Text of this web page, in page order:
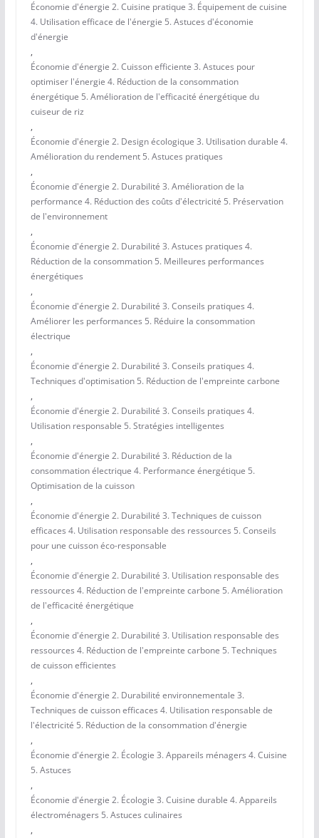
Économie d'énergie 2. Cuisine pratique 3. Équipement de cuisine
4. Utilisation efficace de l'énergie 5. Astuces d'économie
d'énergie
,
Économie d'énergie 2. Cuisson efficiente 3. Astuces pour
optimiser l'énergie 4. Réduction de la consommation
énergétique 5. Amélioration de l'efficacité énergétique du
cuiseur de riz
,
Économie d'énergie 2. Design écologique 3. Utilisation durable 4.
Amélioration du rendement 5. Astuces pratiques
,
Économie d'énergie 2. Durabilité 3. Amélioration de la
performance 4. Réduction des coûts d'électricité 5. Préservation
de l'environnement
,
Économie d'énergie 2. Durabilité 3. Astuces pratiques 4.
Réduction de la consommation 5. Meilleures performances
énergétiques
,
Économie d'énergie 2. Durabilité 3. Conseils pratiques 4.
Améliorer les performances 5. Réduire la consommation
électrique
,
Économie d'énergie 2. Durabilité 3. Conseils pratiques 4.
Techniques d'optimisation 5. Réduction de l'empreinte carbone
,
Économie d'énergie 2. Durabilité 3. Conseils pratiques 4.
Utilisation responsable 5. Stratégies intelligentes
,
Économie d'énergie 2. Durabilité 3. Réduction de la
consommation électrique 4. Performance énergétique 5.
Optimisation de la cuisson
,
Économie d'énergie 2. Durabilité 3. Techniques de cuisson
efficaces 4. Utilisation responsable des ressources 5. Conseils
pour une cuisson éco-responsable
,
Économie d'énergie 2. Durabilité 3. Utilisation responsable des
ressources 4. Réduction de l'empreinte carbone 5. Amélioration
de l'efficacité énergétique
,
Économie d'énergie 2. Durabilité 3. Utilisation responsable des
ressources 4. Réduction de l'empreinte carbone 5. Techniques
de cuisson efficientes
,
Économie d'énergie 2. Durabilité environnementale 3.
Techniques de cuisson efficaces 4. Utilisation responsable de
l'électricité 5. Réduction de la consommation d'énergie
,
Économie d'énergie 2. Écologie 3. Appareils ménagers 4. Cuisine
5. Astuces
,
Économie d'énergie 2. Écologie 3. Cuisine durable 4. Appareils
électroménagers 5. Astuces culinaires
,